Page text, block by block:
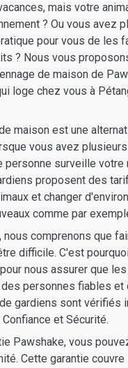
mais votre
? Ou vous avez
pour vous de les
? Nous vous
de maison de
loge chez vous à
maison est une
vous avez
personne surveille votre
proposent des
et changer
comme par
nous comprenons que
difficile. C'est
nous assurer que
personnes fiables et
gardiens sont vérifiés
et Sécurité.
Pawshake, vous
Cette garantie